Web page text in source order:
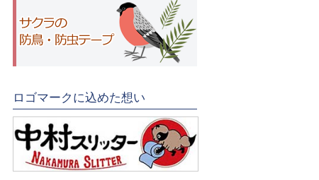
ロゴマークに込めた想い